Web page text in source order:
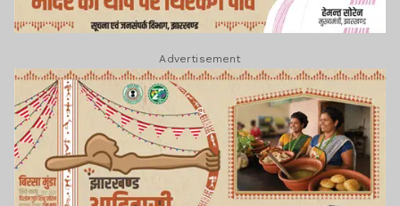
Advertisement